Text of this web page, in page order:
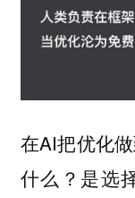
在AI把优化
什么？是选择